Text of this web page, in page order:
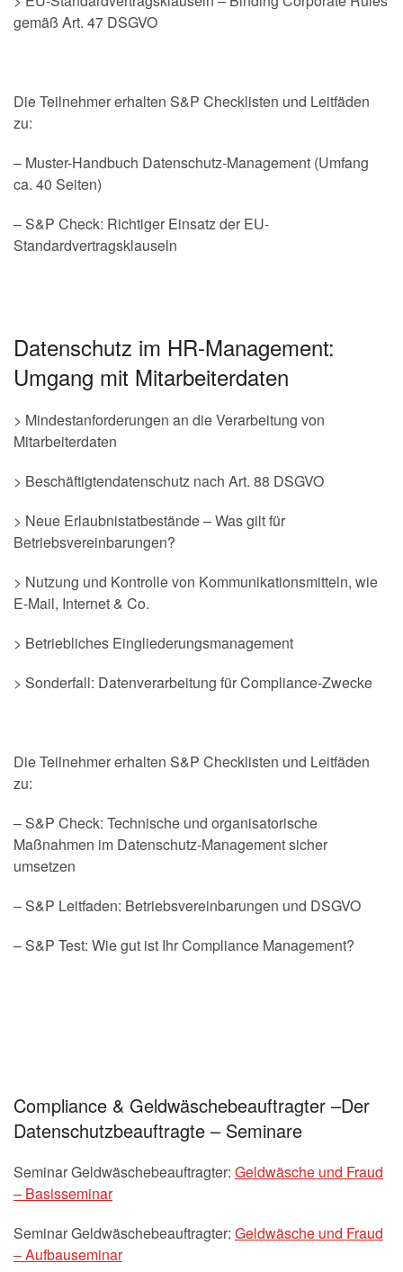
gemäß Art. 47 DSGVO
Die Teilnehmer erhalten S&P Checklisten und Leitfäden
zu:
– Muster-Handbuch Datenschutz-Management (Umfang
ca. 40 Seiten)
– S&P Check: Richtiger Einsatz der EU-
Standardvertragsklauseln
Datenschutz im HR-Management:
Umgang mit Mitarbeiterdaten
> Mindestanforderungen an die Verarbeitung von
Mitarbeiterdaten
> Beschäftigtendatenschutz nach Art. 88 DSGVO
> Neue Erlaubnistatbestände – Was gilt für
Betriebsvereinbarungen?
> Nutzung und Kontrolle von Kommunikationsmitteln, wie
E-Mail, Internet & Co.
> Betriebliches Eingliederungsmanagement
> Sonderfall: Datenverarbeitung für Compliance-Zwecke
Die Teilnehmer erhalten S&P Checklisten und Leitfäden
zu:
– S&P Check: Technische und organisatorische
Maßnahmen im Datenschutz-Management sicher
umsetzen
– S&P Leitfaden: Betriebsvereinbarungen und DSGVO
– S&P Test: Wie gut ist Ihr Compliance Management?
Compliance & Geldwäschebeauftragter –Der
Datenschutzbeauftragte – Seminare
Seminar Geldwäschebeauftragter: Geldwäsche und Fraud
– Basisseminar
Seminar Geldwäschebeauftragter: Geldwäsche und Fraud
– Aufbauseminar